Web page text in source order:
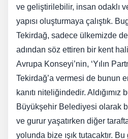
ve geliştirilebilir, insan odaklı
yapısı oluşturmaya çalıştık.
Tekirdağ, sadece ülkemizde
adından söz ettiren bir kent
Avrupa Konseyi’nin, ‘Yılın
Tekirdağ’a vermesi de bunun
kanıtı niteliğindedir. Aldığımız
Büyükşehir Belediyesi olarak
ve gurur yaşatırken diğer
yolunda bize ışık tutacaktır.